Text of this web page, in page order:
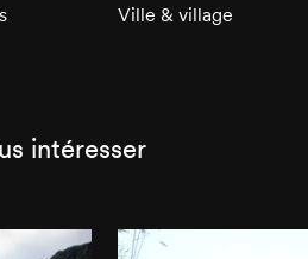
Ville & village
intéresser